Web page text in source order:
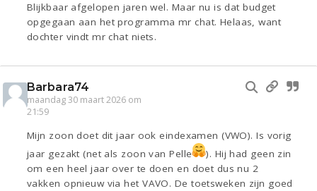
Blijkbaar afgelopen jaren wel. Maar nu is dat budget
opgegaan aan het programma mr chat. Helaas, want
dochter vindt mr chat niets.
Barbara74
maandag 30 maart 2026 om
21:59
Mijn zoon doet dit jaar ook eindexamen (VWO). Is vorig
jaar gezakt (net als zoon van Pelle
). Hij had geen zin
om een heel jaar over te doen en doet dus nu 2
vakken opnieuw via het VAVO. De toetsweken zijn goed